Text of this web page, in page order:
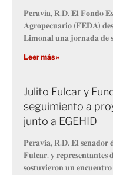
𝐏𝐞𝐫𝐚𝐯𝐢𝐚, 𝐑.𝐃. 𝐄𝐥 𝐅𝐨𝐧𝐝𝐨
𝐀𝐠𝐫𝐨𝐩𝐞𝐜𝐮𝐚𝐫𝐢𝐨 (𝐅𝐄𝐃𝐀)
𝐋𝐢𝐦𝐨𝐧𝐚𝐥 𝐮𝐧𝐚 𝐣𝐨𝐫𝐧𝐚𝐝𝐚
Leer más »
Julito Fulcar y
seguimiento a
junto a EGEHID
𝐏𝐞𝐫𝐚𝐯𝐢𝐚, 𝐑.𝐃. 𝐄𝐥 𝐬𝐞𝐧𝐚𝐝𝐨𝐫
𝐅𝐮𝐥𝐜𝐚𝐫, 𝐲
𝐬𝐨𝐬𝐭𝐮𝐯𝐢𝐞𝐫𝐨𝐧 𝐮𝐧 𝐞𝐧𝐜𝐮𝐞𝐧𝐭𝐫𝐨